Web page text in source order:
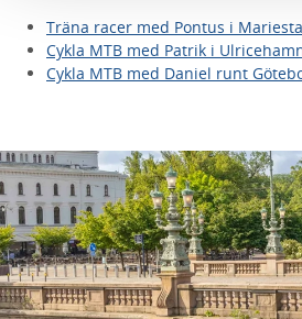
Träna racer med Pontus i
Cykla MTB med Patrik i
Cykla MTB med Daniel runt